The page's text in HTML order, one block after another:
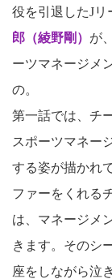
役を引退したJリ
郎（綾野剛） が
ーツマネージメ
の。
第一話では、チ
スポーツマネー
する姿が描かれ
ファーをくれる
は、マネージメ
きます。そのシ
座をしながら泣